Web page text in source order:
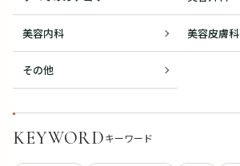
美容内科 美容皮膚科
その他
KEYWORDキーワード